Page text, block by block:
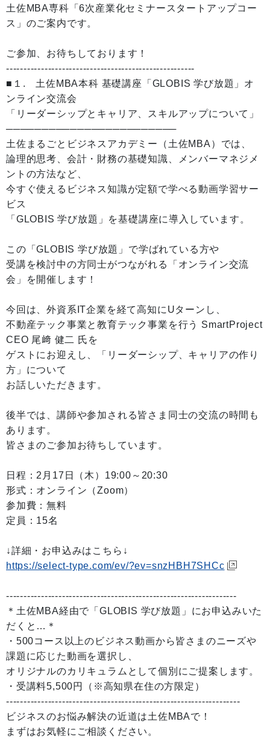
土佐MBA専科「6次産業化セミナースタートアップコー
ス」のご案内です。
ご参加、お待ちしております！
------------------------------------------------------
■１. 土佐MBA本科 基礎講座「GLOBIS 学び放題」オ
ンライン交流会
「リーダーシップとキャリア、スキルアップについて」
────────────────────────
土佐まるごとビジネスアカデミー（土佐MBA）では、
論理的思考、会計・財務の基礎知識、メンバーマネジメ
ントの方法など、
今すぐ使えるビジネス知識が定額で学べる動画学習サー
ビス
「GLOBIS 学び放題」を基礎講座に導入しています。
この「GLOBIS 学び放題」で学ばれている方や
受講を検討中の方同士がつながれる「オンライン交流
会」を開催します！
今回は、外資系IT企業を経て高知にUターンし、
不動産テック事業と教育テック事業を行う SmartProject
CEO 尾﨑 健二 氏を
ゲストにお迎えし、「リーダーシップ、キャリアの作り
方」について
お話しいただきます。
後半では、講師や参加される皆さま同士の交流の時間も
あります。
皆さまのご参加お待ちしています。
日程：2月17日（木）19:00～20:30
形式：オンライン（Zoom）
参加費：無料
定員：15名
↓詳細・お申込みはこちら↓
https://select-type.com/ev/?ev=snzHBH7SHCc
------------------------------------------------------------------
＊土佐MBA経由で「GLOBIS 学び放題」にお申込みいた
だくと…＊
・500コース以上のビジネス動画から皆さまのニーズや
課題に応じた動画を選択し、
オリジナルのカリキュラムとして個別にご提案します。
・受講料5,500円（※高知県在住の方限定）
-------------------------------------------------------------------
ビジネスのお悩み解決の近道は土佐MBAで！
まずはお気軽にご相談ください。